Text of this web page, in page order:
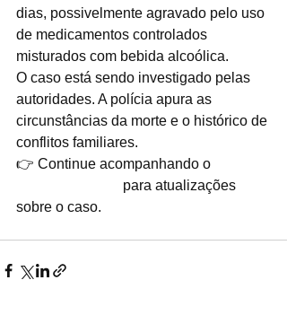
dias, possivelmente agravado pelo uso
de medicamentos controlados
misturados com bebida alcoólica.
O caso está sendo investigado pelas
autoridades. A polícia apura as
circunstâncias da morte e o histórico de
conflitos familiares.
👉 Continue acompanhando o
para atualizações
sobre o caso.